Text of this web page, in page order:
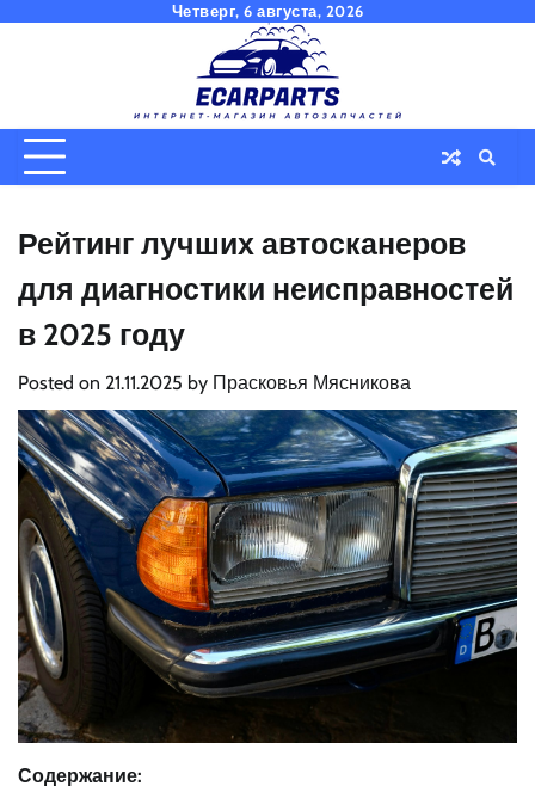
Четверг, 6 августа, 2026
Рейтинг лучших автосканеров
для диагностики неисправностей
в 2025 году
Posted on 21.11.2025 by Прасковья Мясникова
Содержание: